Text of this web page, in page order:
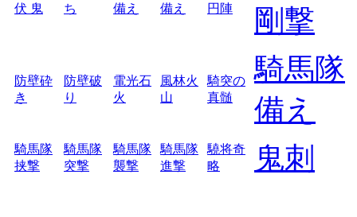
伏 鬼
ち
備え
備え
円陣
剛撃
防壁砕
き
防壁破
り
電光石
火
風林火
山
騎突の
真髄
騎馬隊
備え
騎馬隊
挟撃
騎馬隊
突撃
騎馬隊
襲撃
騎馬隊
進撃
驍将奇
略
鬼刺